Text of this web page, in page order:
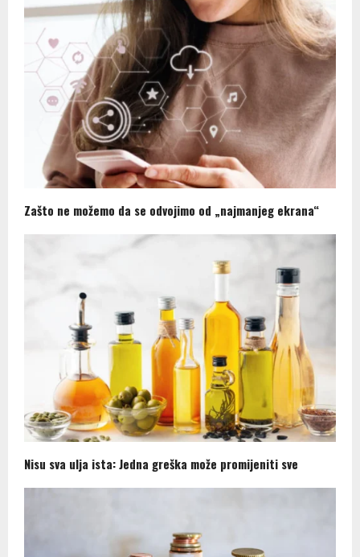
Zašto ne možemo da se odvojimo od „najmanjeg ekrana“
Nisu sva ulja ista: Jedna greška može promijeniti sve